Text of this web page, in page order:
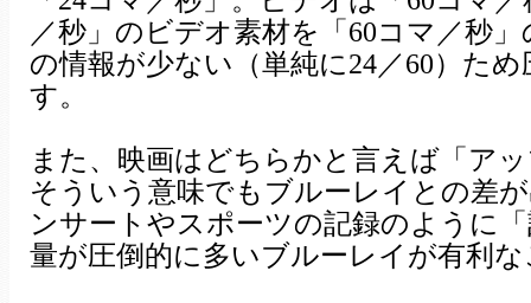
／秒」のビデオ素材を「60コマ／秒
の情報が少ない（単純に24／60）た
す。
また、映画はどちらかと言えば「ア
そういう意味でもブルーレイとの差
ンサートやスポーツの記録のように
量が圧倒的に多いブルーレイが有利